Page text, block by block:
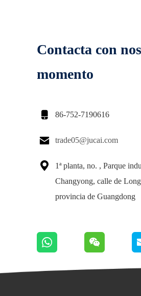
Contacta con
momento
 86-752-7190616
 trade05@jucai.com

1ª planta, no. , Parque
Changyong, calle de
provincia de Guangdong